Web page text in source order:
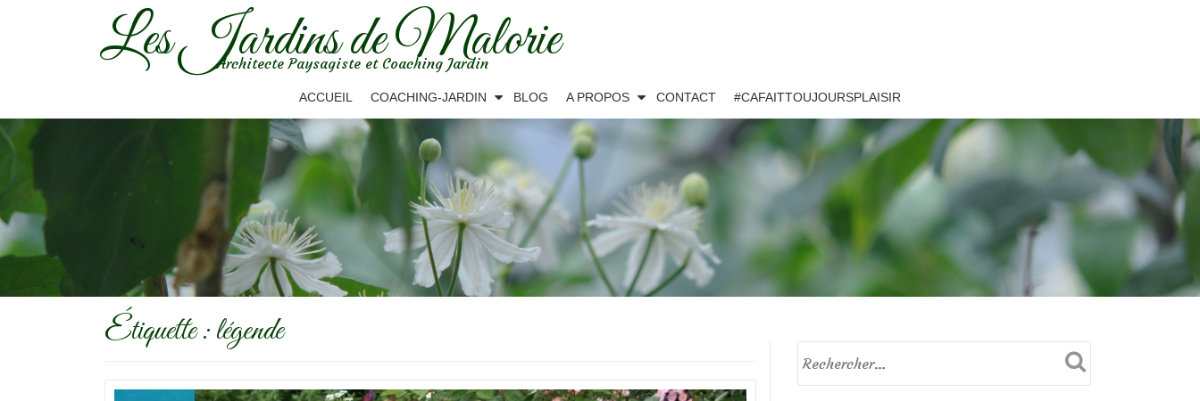
Les Jardins de Malorie
Architecte Paysagiste et Coaching Jardin
ACCUEIL COACHING-JARDIN BLOG A PROPOS CONTACT #CAFAITTOUJOURSPLAISIR
Étiquette :légende